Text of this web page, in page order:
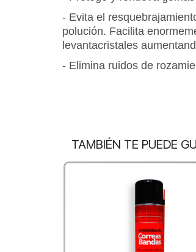
- Evita el
polución. Facilita
levantacristales
- Elimina ruidos de
TAMBIÉN TE PUEDE